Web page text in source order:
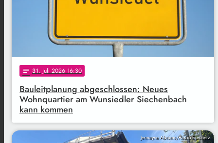
notes 31. Juli 2026 16:30
Bauleitplanung abgeschlossen: Neues
Wohnquartier am Wunsiedler Siechenbach
kann kommen
Jermayne Abrams/Radio Euroherz